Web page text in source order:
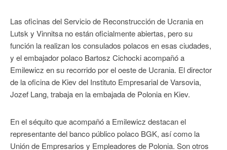
Las oficinas del Servicio de Reconstrucción de Ucrania en
Lutsk y Vinnitsa no están oficialmente abiertas, pero su
función la realizan los consulados polacos en esas ciudades,
y el embajador polaco Bartosz Cichocki acompañó a
Emilewicz en su recorrido por el oeste de Ucrania. El director
de la oficina de Kiev del Instituto Empresarial de Varsovia,
Jozef Lang, trabaja en la embajada de Polonia en Kiev.
En el séquito que acompañó a Emilewicz destacan el
representante del banco público polaco BGK, así como la
Unión de Empresarios y Empleadores de Polonia. Son otros